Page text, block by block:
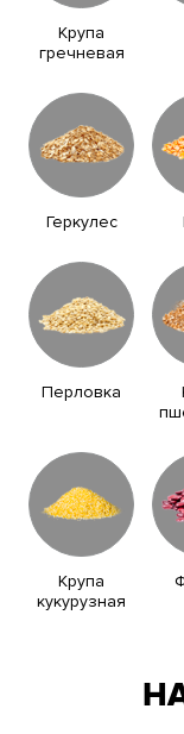
Крупа
гречневая
Геркулес
Перловка
Крупа
кукурузная